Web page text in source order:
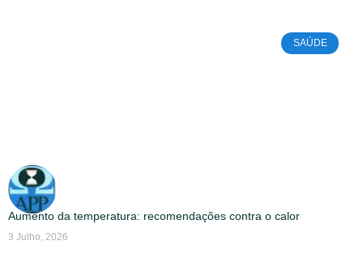
SAÚDE
Aumento da temperatura: recomendações contra o calor
3 Julho, 2026